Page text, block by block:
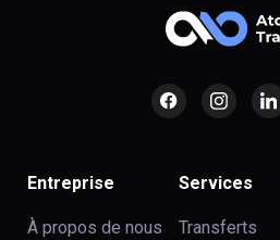
Entreprise
À propos de nous
Services
Transferts